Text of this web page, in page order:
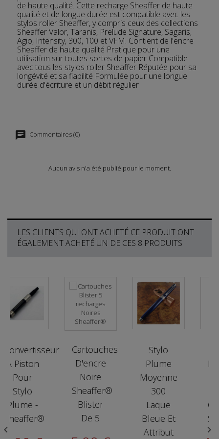
de haute qualité. Cette recharge Sheaffer de haute
qualité et de longue durée est compatible avec les
stylos roller Sheaffer, y compris ceux des collections
Sheaffer Valor, Taranis, Prelude Signature, Sagaris,
Agio, Intensity, 300, 100 et VFM. Contient de l'encre
Sheaffer de haute qualité Pratique pour une
utilisation sur toutes sortes de papier Compatible
avec tous les stylos roller Sheaffer Réputée pour sa
longévité et sa fiabilité Formulée pour une longue
durée d'écriture et un débit régulier
Commentaires (0)
Aucun avis n'a été publié pour le moment.
LES CLIENTS QUI ONT ACHETÉ CE PRODUIT ONT
ÉGALEMENT ACHETÉ UN DE CES 8 PRODUITS
Piston
Pour
Stylo
-
Cartouches
D'encre
Noire
Sheaffer®
Blister
De 5
Stylo
Plume
Moyenne
300
Laque
Bleue Et
Attribut
 